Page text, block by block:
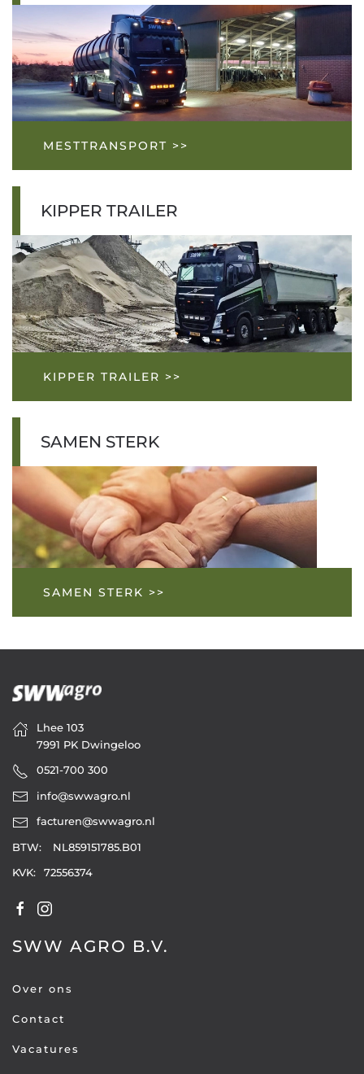
MESTTRANSPORT >>
KIPPER TRAILER
KIPPER TRAILER >>
SAMEN STERK
SAMEN STERK >>
Lhee 103
7991 PK Dwingeloo
0521-700 300
info@swwagro.nl
facturen@swwagro.nl
BTW:
NL859151785.B01
KVK:
72556374
SWW AGRO B.V.
Over ons
Contact
Vacatures